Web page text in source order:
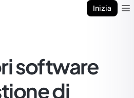
Inizia
software
di